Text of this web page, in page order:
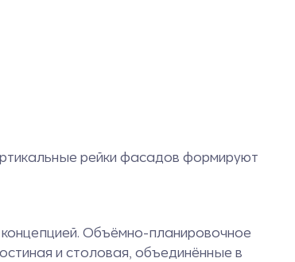
рейки фасадов формируют
Объёмно-планировочное
и столовая, объединённые в